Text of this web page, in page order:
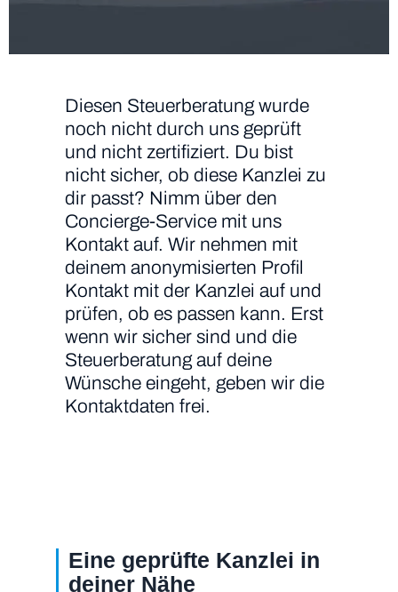
Diesen Steuerberatung wurde
noch nicht durch uns geprüft
und nicht zertifiziert. Du bist
nicht sicher, ob diese Kanzlei zu
dir passt? Nimm über den
Concierge-Service mit uns
Kontakt auf. Wir nehmen mit
deinem anonymisierten Profil
Kontakt mit der Kanzlei auf und
prüfen, ob es passen kann. Erst
wenn wir sicher sind und die
Steuerberatung auf deine
Wünsche eingeht, geben wir die
Kontaktdaten frei.
Eine geprüfte Kanzlei in
deiner Nähe